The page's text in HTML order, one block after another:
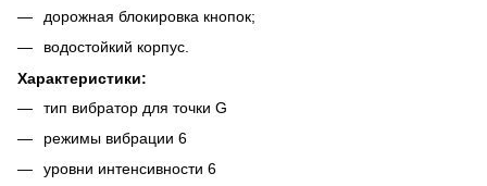
дорожная блокировка кнопок;
водостойкий корпус.
Характеристики:
тип вибратор для точки G
режимы вибрации 6
уровни интенсивности 6